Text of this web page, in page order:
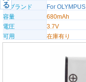
る
のブランド
For OLYMPUS
容量
680mAh
電圧
3.7V
可用
在庫有り